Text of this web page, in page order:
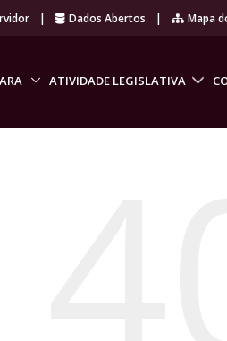
| Dados Abertos | Mapa
ATIVIDADE LEGISLATIVA